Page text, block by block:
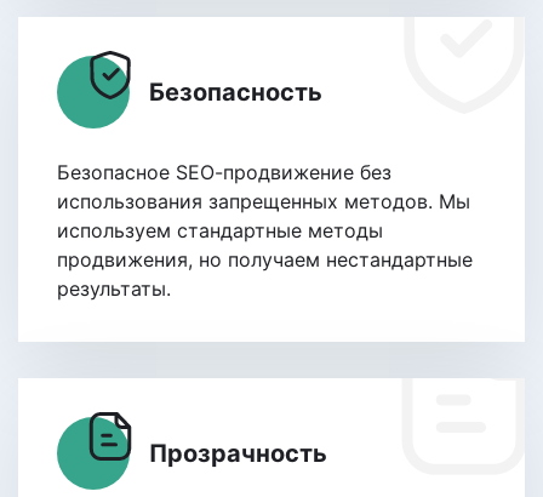
Безопасность
Безопасное SEО-продвижение без
использования запрещенных методов. Мы
используем стандартные методы
продвижения, но получаем нестандартные
результаты.
Прозрачность